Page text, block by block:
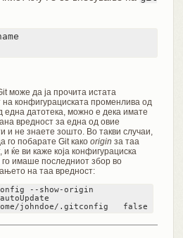
може да ја прочита истата
на конфигурациската променлива од
една датотека, можно е дека имате
вредност за една од овие
и не знаете зошто. Во такви случаи,
го побарате Git како origin за таа
и ќе ви каже која конфигурациска
го имаше последниот збор во
на таа вредност:
--show-origin
file:/home/johndoe/.gitconfig	false